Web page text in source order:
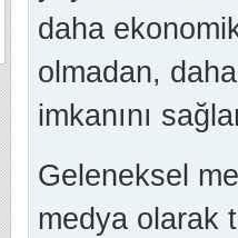
daha
olmadan,
imkanını
Geleneksel
medya olarak